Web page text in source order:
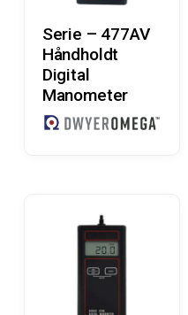
Serie – 477AV
Håndholdt
Digital
Manometer